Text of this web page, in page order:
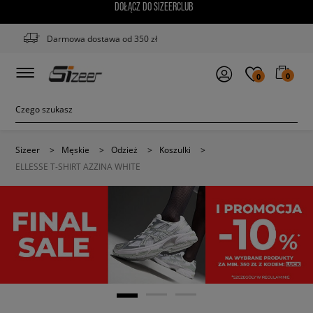
DOŁĄCZ DO SIZEERCLUB
Darmowa dostawa od 350 zł
0 0
Sizeer > Męskie > Odzież > Koszulki
>
ELLESSE T-SHIRT AZZINA WHITE